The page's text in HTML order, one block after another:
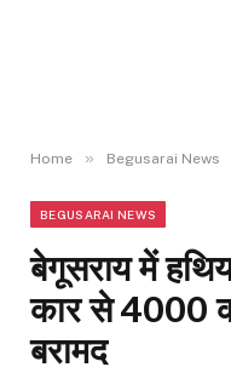
Home » Begusarai News
BEGUSARAI NEWS
बेगूसराय में
कार से 4000
बरामद